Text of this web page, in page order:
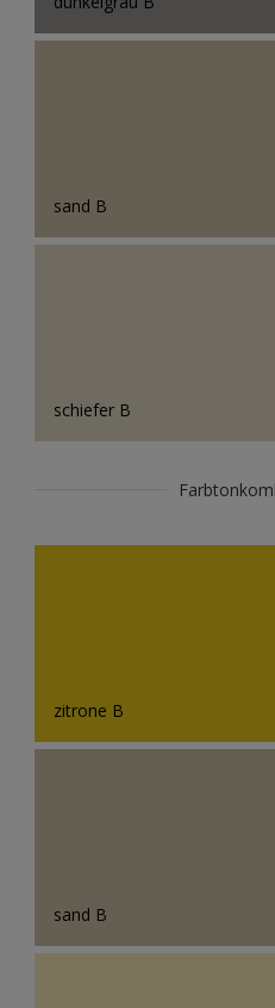
sand B
schiefer B
zitrone B
sand B